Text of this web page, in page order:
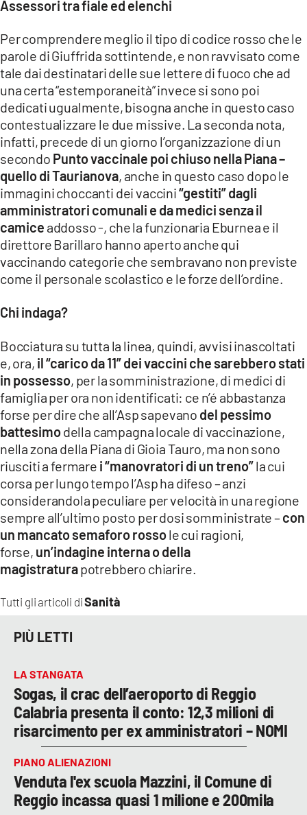
Tutti gli articoli diSanità
Assessori tra fiale ed elenchi
Per comprendere meglio il tipo di codice rosso che le
parole di Giuffrida sottintende, e non ravvisato come
tale dai destinatari delle sue lettere di fuoco che ad
una certa “estemporaneità” invece si sono poi
dedicati ugualmente, bisogna anche in questo caso
contestualizzare le due missive. La seconda nota,
infatti, precede di un giorno l’organizzazione di un
secondo Punto vaccinale poi chiuso nella Piana –
quello di Taurianova, anche in questo caso dopo le
immagini choccanti dei vaccini“gestiti” dagli
amministratori comunali e da medici senza il
camice addosso -, che la funzionaria Eburnea e il
direttore Barillaro hanno aperto anche qui
vaccinando categorie che sembravano non previste
come il personale scolastico e le forze dell’ordine.
Chi indaga?
Bocciatura su tutta la linea, quindi, avvisi inascoltati
e, ora, il “carico da 11” dei vaccini che sarebbero stati
in possesso, per la somministrazione, di medici di
famiglia per ora non identificati: ce n’é abbastanza
forse per dire che all’Asp sapevano del pessimo
battesimodella campagna locale di vaccinazione,
nella zona della Piana di Gioia Tauro, ma non sono
riusciti a fermare i “manovratori di un treno”la cui
corsa per lungo tempo l’Asp ha difeso – anzi
considerandola peculiare per velocità in una regione
sempre all’ultimo posto per dosi somministrate –con
un mancato semaforo rossole cui ragioni,
forse, un’indagine interna o della
magistraturapotrebbero chiarire.
PIÙ LETTI
LA STANGATA
Sogas, il crac dell’aeroporto di Reggio
Calabria presenta il conto: 12,3 milioni di
risarcimento per ex amministratori – NOMI
PIANO ALIENAZIONI
Venduta l'ex scuola Mazzini, il Comune di
Reggio incassa quasi 1 milione e 200mila